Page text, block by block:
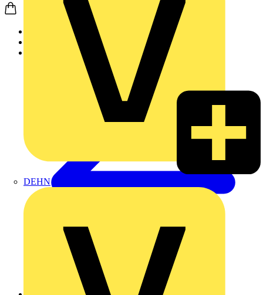
DEHN
Schneider Electric